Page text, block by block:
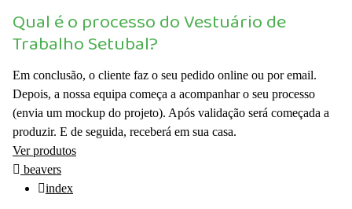
Qual é o processo do Vestuário de
Trabalho Setubal?
Em conclusão, o cliente faz o seu pedido online ou por email.
Depois, a nossa equipa começa a acompanhar o seu processo
(envia um mockup do projeto). Após validação será começada a
produzir. E de seguida, receberá em sua casa.
Ver produtos
beavers
index